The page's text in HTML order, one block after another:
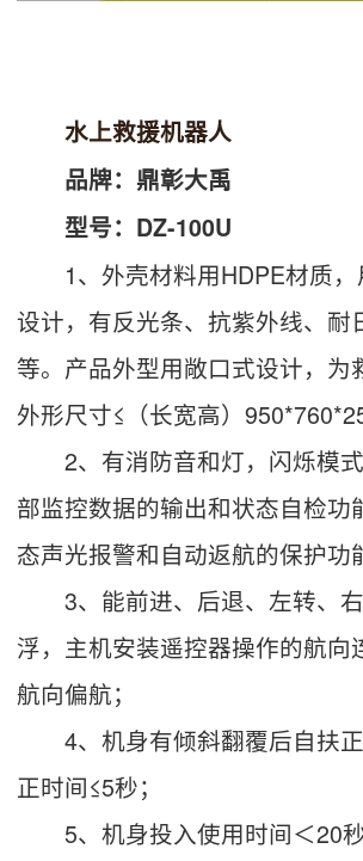
水上救援机器人
品牌：鼎彰大禹
型号：DZ-100U
1、外壳材料用HDPE材质，
设计，有反光条、抗紫外线、耐
等。产品外型用敞口式设计，为
外形尺寸≤（长宽高）
2、有消防音和灯，闪烁模式
部监控数据的输出和状态自检功
态声光报警和自动返航的保护功
3、能前进、后退、左转、
浮，主机安装遥控器操作的航向
航向偏航；
4、机身有倾斜翻覆后自扶
正时间≤5秒；
5、机身投入使用时间＜20